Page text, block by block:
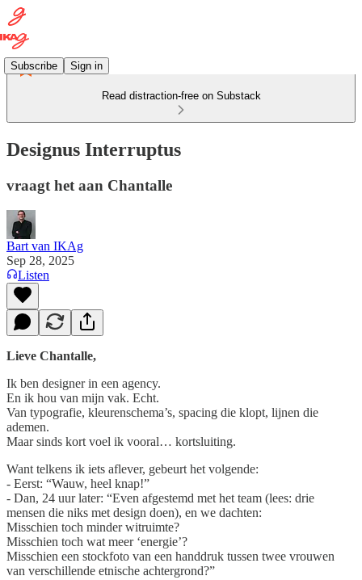
Subscribe Sign in
Read distraction-free on Substack
Designus Interruptus
vraagt het aan Chantalle
Bart van IKAg
Sep 28, 2025
Listen
Lieve Chantalle,
Ik ben designer in een agency.
En ik hou van mijn vak. Echt.
Van typografie, kleurenschema’s, spacing die klopt, lijnen die
ademen.
Maar sinds kort voel ik vooral… kortsluiting.
Want telkens ik iets aflever, gebeurt het volgende:
- Eerst: “Wauw, heel knap!”
- Dan, 24 uur later: “Even afgestemd met het team (lees: drie
mensen die niks met design doen), en we dachten:
Misschien toch minder witruimte?
Misschien toch wat meer ‘energie’?
Misschien een stockfoto van een handdruk tussen twee vrouwen
van verschillende etnische achtergrond?”